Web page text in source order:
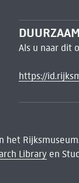
Als u naar dit
https://
Libraryen